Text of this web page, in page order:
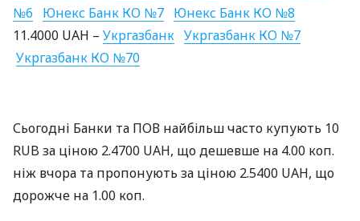
№6
Юнекс Банк КО №7 Юнекс Банк КО №8
11.4000 UAH – Укргазбанк Укргазбанк КО №7
Укргазбанк КО №70
Сьогодні Банки та ПОВ найбільш часто купують 10
RUB за ціною 2.4700 UAH, що дешевше на 4.00 коп.
ніж вчора та пропонують за ціною 2.5400 UAH, що
дорожче на 1.00 коп.